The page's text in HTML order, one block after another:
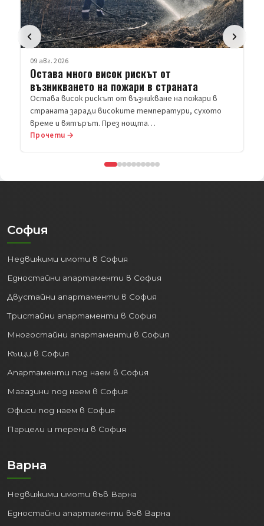
09 авг. 2026
Остава много висок рискът от
възникването на пожари в страната
Остава висок рискът от възникване на пожари в
страната заради високите температури, сухото
време и вятърът. През нощта…
Прочети →
София
Недвижими имоти в София
Едностайни апартаменти в София
Двустайни апартаменти в София
Тристайни апартаменти в София
Многостайни апартаменти в София
Къщи в София
Апартаменти под наем в София
Магазини под наем в София
Офиси под наем в София
Парцели и терени в София
Варна
Недвижими имоти във Варна
Едностайни апартаменти във Варна